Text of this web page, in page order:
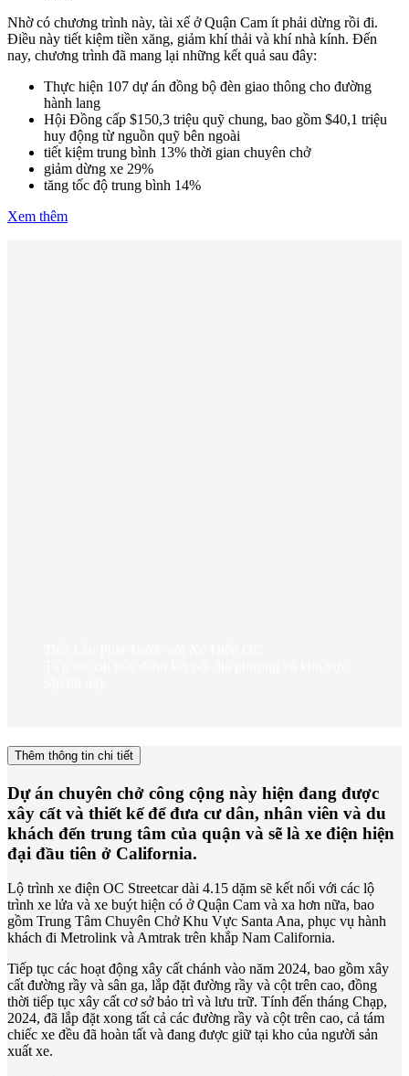
Nhờ có chương trình này, tài xế ở Quận Cam ít phải dừng rồi đi.
Điều này tiết kiệm tiền xăng, giảm khí thải và khí nhà kính. Đến
nay, chương trình đã mang lại những kết quả sau đây:
Thực hiện 107 dự án đồng bộ đèn giao thông cho đường
hành lang
Hội Đồng cấp $150,3 triệu quỹ chung, bao gồm $40,1 triệu
huy động từ nguồn quỹ bên ngoài
tiết kiệm trung bình 13% thời gian chuyên chở
giảm dừng xe 29%
tăng tốc độ trung bình 14%
Xem thêm
Thêm thông tin chi tiết
Dự án chuyên chở công cộng này hiện đang được
xây cất và thiết kế để đưa cư dân, nhân viên và du
khách đến trung tâm của quận và sẽ là xe điện hiện
đại đầu tiên ở California.
Lộ trình xe điện OC Streetcar dài 4.15 dặm sẽ kết nối với các lộ
trình xe lửa và xe buýt hiện có ở Quận Cam và xa hơn nữa, bao
gồm Trung Tâm Chuyên Chở Khu Vực Santa Ana, phục vụ hành
khách đi Metrolink và Amtrak trên khắp Nam California.
Tiếp tục các hoạt động xây cất chánh vào năm 2024, bao gồm xây
cất đường rầy và sân ga, lắp đặt đường rầy và cột trên cao, đồng
thời tiếp tục xây cất cơ sở bảo trì và lưu trữ. Tính đến tháng Chạp,
2024, đã lắp đặt xong tất cả các đường rầy và cột trên cao, cả tám
chiếc xe đều đã hoàn tất và đang được giữ tại kho của người sản
xuất xe.